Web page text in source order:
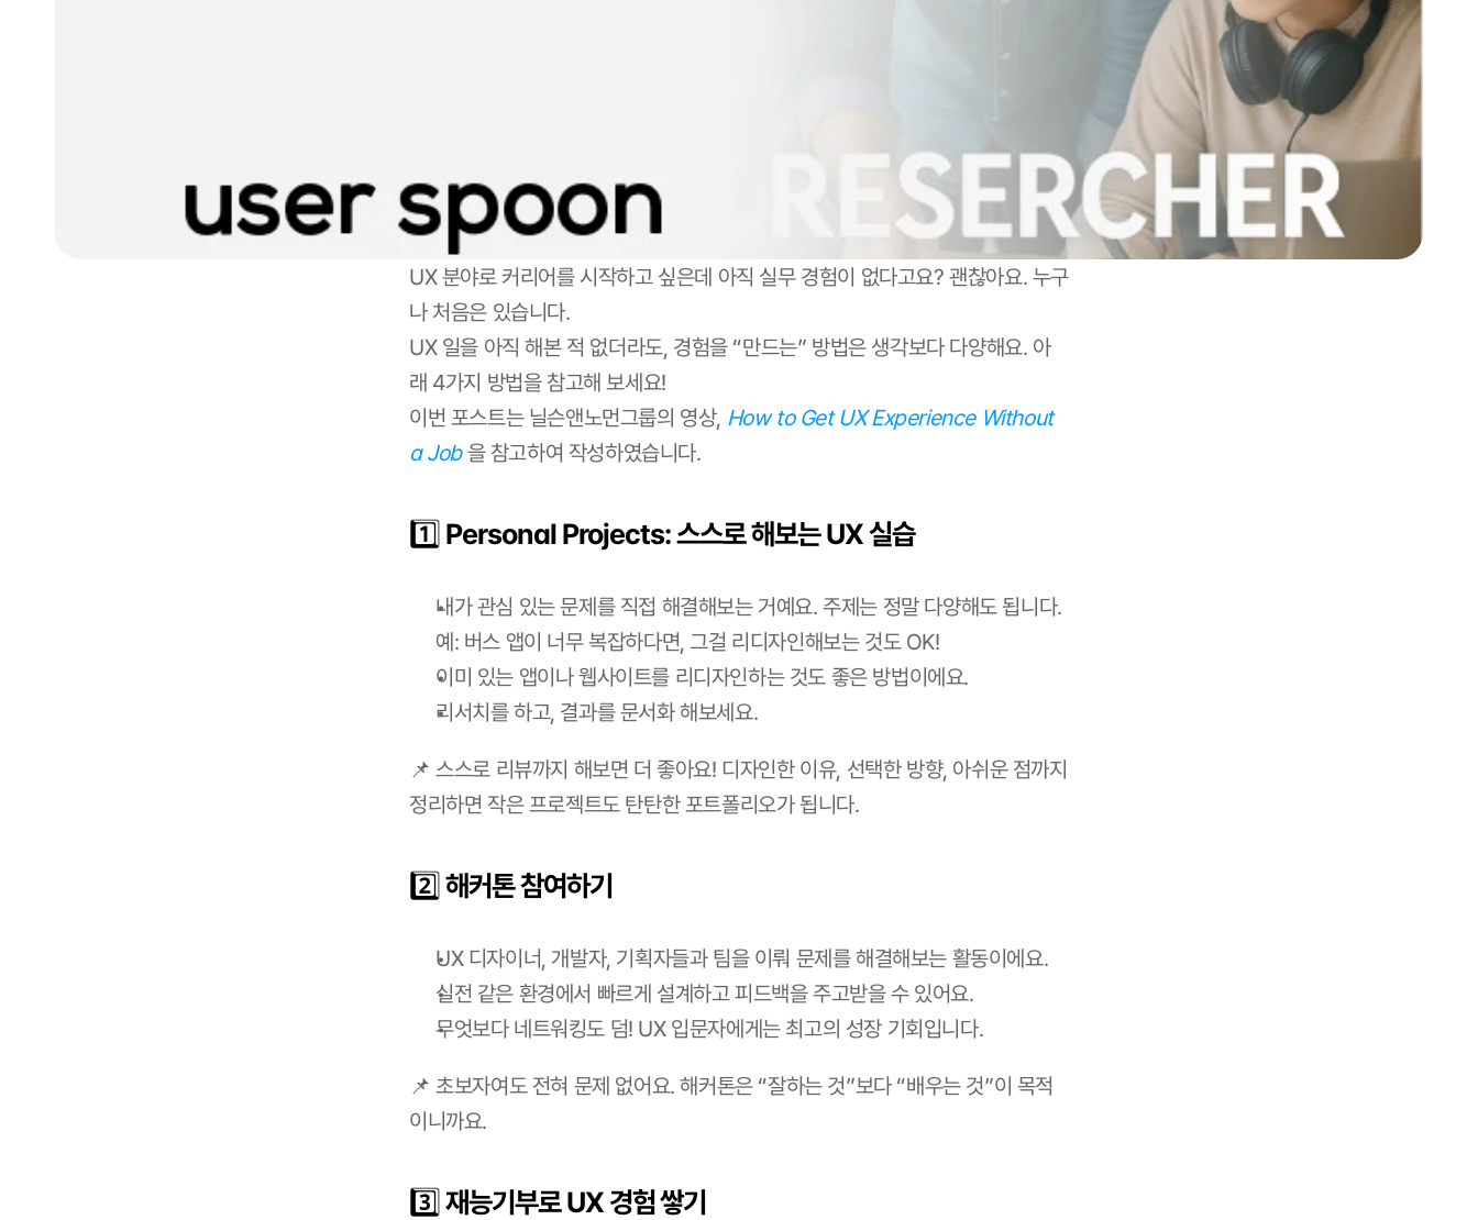
UX 분야로 커리어를 시작하고 싶은데 아직 실무 경험이 없다고요? 괜찮아요. 누구
나 처음은 있습니다.
UX 일을 아직 해본 적 없더라도, 경험을 “만드는” 방법은 생각보다 다양해요. 아
래 4가지 방법을 참고해 보세요!
이번 포스트는 닐슨앤노먼그룹의 영상, How to Get UX Experience Without
a Job 을 참고하여 작성하였습니다.
1️⃣ Personal Projects: 스스로 해보는 UX 실습
내가 관심 있는 문제를 직접 해결해보는 거예요. 주제는 정말 다양해도 됩니다.
예: 버스 앱이 너무 복잡하다면, 그걸 리디자인해보는 것도 OK!
이미 있는 앱이나 웹사이트를 리디자인하는 것도 좋은 방법이에요.
리서치를 하고, 결과를 문서화 해보세요.
📌 스스로 리뷰까지 해보면 더 좋아요! 디자인한 이유, 선택한 방향, 아쉬운 점까지
정리하면 작은 프로젝트도 탄탄한 포트폴리오가 됩니다.
2️⃣ 해커톤 참여하기
UX 디자이너, 개발자, 기획자들과 팀을 이뤄 문제를 해결해보는 활동이에요.
실전 같은 환경에서 빠르게 설계하고 피드백을 주고받을 수 있어요.
무엇보다 네트워킹도 덤! UX 입문자에게는 최고의 성장 기회입니다.
📌 초보자여도 전혀 문제 없어요. 해커톤은 “잘하는 것”보다 “배우는 것”이 목적
이니까요.
3️⃣ 재능기부로 UX 경험 쌓기